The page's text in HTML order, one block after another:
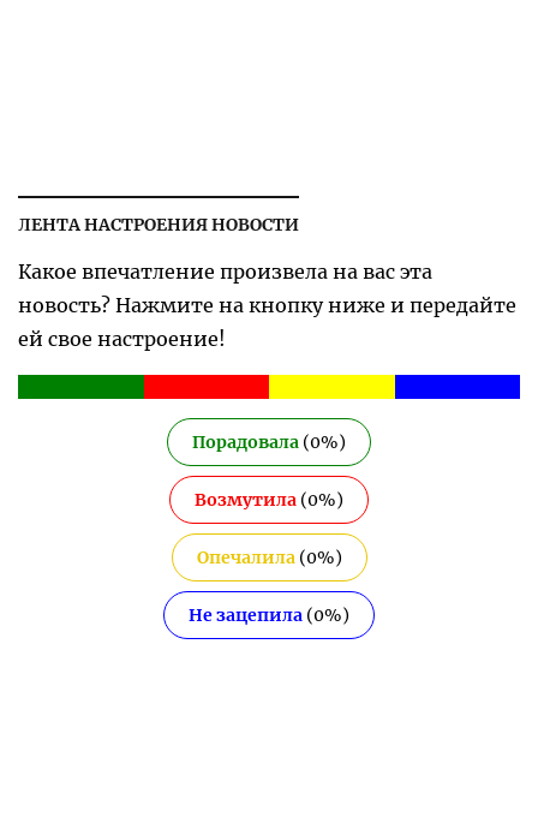
ЛЕНТА НАСТРОЕНИЯ НОВОСТИ
Какое впечатление произвела на вас эта
новость? Нажмите на кнопку ниже и передайте
ей свое настроение!
Порадовала (0%)
Возмутила (0%)
Опечалила(0%)
Не зацепила (0%)